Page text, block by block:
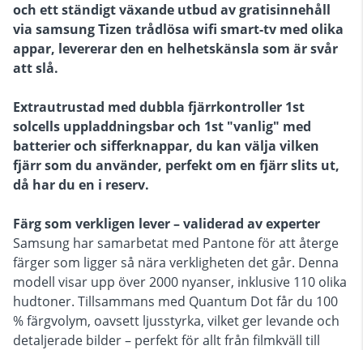
och ett ständigt växande utbud av gratisinnehåll
via samsung Tizen trådlösa wifi smart-tv med olika
appar, levererar den en helhetskänsla som är svår
att slå.
Extrautrustad med dubbla fjärrkontroller 1st
solcells uppladdningsbar och 1st "vanlig" med
batterier och sifferknappar, du kan välja vilken
fjärr som du använder, perfekt om en fjärr slits ut,
då har du en i reserv.
Färg som verkligen lever – validerad av experter
Samsung har samarbetat med Pantone för att återge
färger som ligger så nära verkligheten det går. Denna
modell visar upp över 2000 nyanser, inklusive 110 olika
hudtoner. Tillsammans med Quantum Dot får du 100
% färgvolym, oavsett ljusstyrka, vilket ger levande och
detaljerade bilder – perfekt för allt från filmkväll till